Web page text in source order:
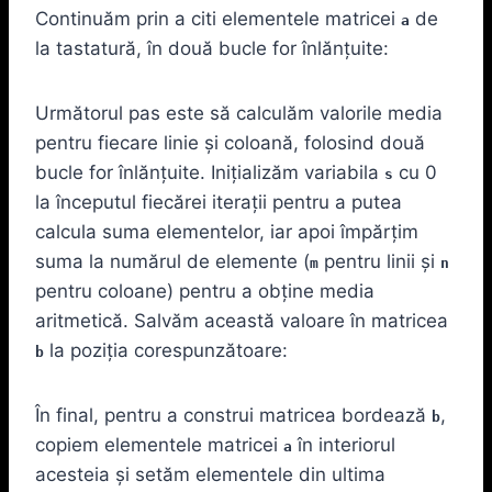
Continuăm prin a citi elementele matricei a de
la tastatură, în două bucle for înlănțuite:
Următorul pas este să calculăm valorile media
pentru fiecare linie și coloană, folosind două
bucle for înlănțuite. Inițializăm variabila s cu 0
la începutul fiecărei iterații pentru a putea
calcula suma elementelor, iar apoi împărțim
suma la numărul de elemente (m pentru linii și n
pentru coloane) pentru a obține media
aritmetică. Salvăm această valoare în matricea
b la poziția corespunzătoare:
În final, pentru a construi matricea bordează b,
copiem elementele matricei a în interiorul
acesteia și setăm elementele din ultima